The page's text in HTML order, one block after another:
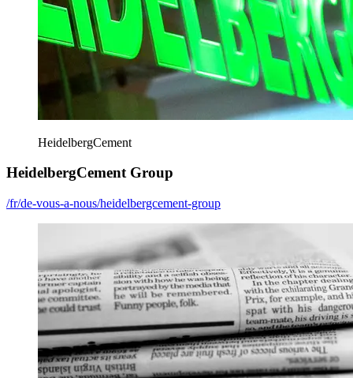
HeidelbergCement
HeidelbergCement Group
/fr/de-vous-a-nous/heidelbergcement-group